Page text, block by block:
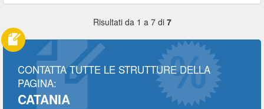
Risultati da 1 a 7 di 7
CONTATTA TUTTE LE STRUTTURE DELLA
PAGINA:
CATANIA